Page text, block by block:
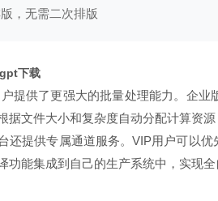
，无需二次排版
下载
提供了更强大的批量处理能力。企
据文件大小和复杂度自动分配计算资源
还提供专属通道服务。VIP用户可以
功能集成到自己的生产系统中，实现全